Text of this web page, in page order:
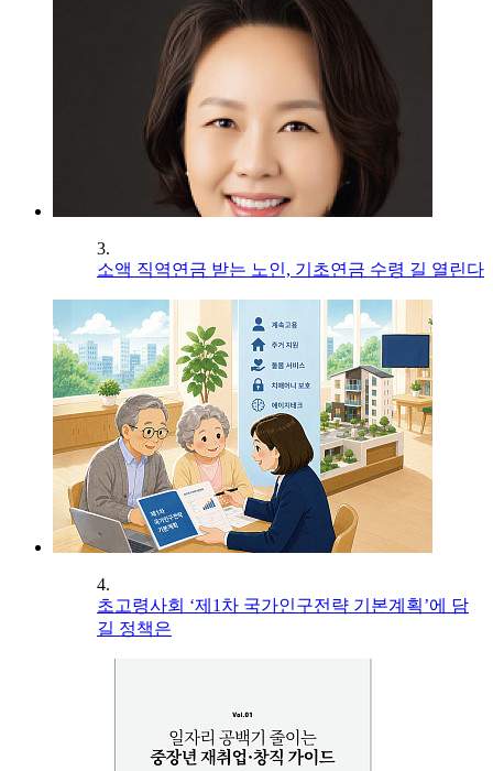
3.
소액 직역연금 받는 노인, 기초연금 수령 길 열린다
4.
초고령사회 ‘제1차 국가인구전략 기본계획’에 담
길 정책은